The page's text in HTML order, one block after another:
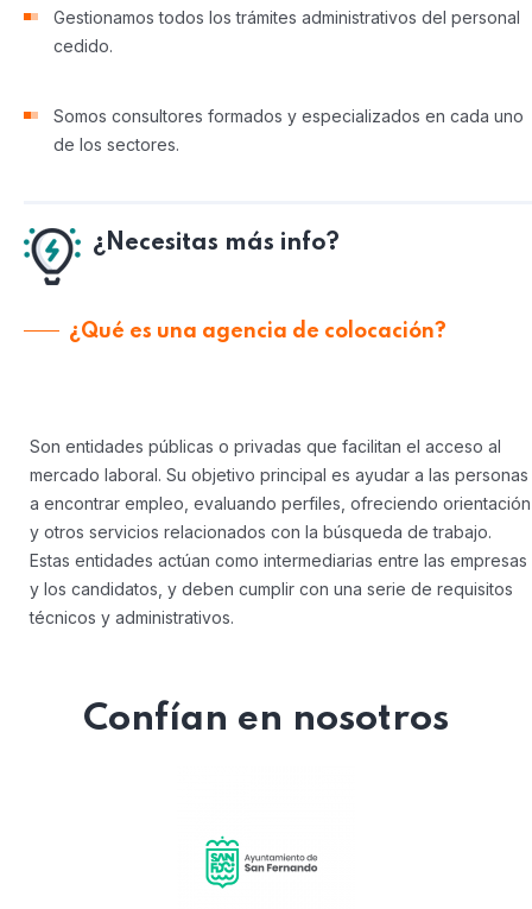
Gestionamos todos los trámites administrativos del personal
cedido.
Somos consultores formados y especializados en cada uno
de los sectores.
¿Necesitas más info?
¿Qué es una agencia de colocación?
Son entidades públicas o privadas que facilitan el acceso al
mercado laboral. Su objetivo principal es ayudar a las personas
a encontrar empleo, evaluando perfiles, ofreciendo orientación
y otros servicios relacionados con la búsqueda de trabajo.
Estas entidades actúan como intermediarias entre las empresas
y los candidatos, y deben cumplir con una serie de requisitos
técnicos y administrativos.
Confían en nosotros